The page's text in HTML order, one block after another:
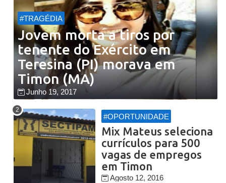
#TRAGÉDIA
Jovem morta a tiros por
tenente do Exército em
Teresina (PI) morava em
Timon (MA)
Junho 19, 2017
#OPORTUNIDADE
Mix Mateus seleciona
currículos para 500
vagas de empregos
em Timon
Agosto 12, 2016